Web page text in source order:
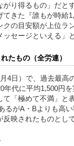
り得るもの」だと
きた『誰もが時給
の目安額が上位ラ
セージといえる」
たもの（全労連）
4日）で、過去最高
年代に平均1,500円
て「極めて不満」
るがA・Bよりも高
映されたものとし